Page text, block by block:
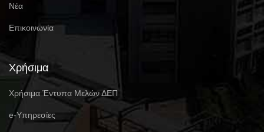
Νέα
Επικοινωνία
Χρήσιμα
Χρήσιμα Έντυπα Μελών ΔΕΠ
e-Υπηρεσίες